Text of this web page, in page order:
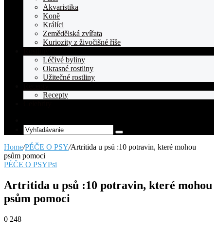
Akvaristika
Koně
Králíci
Zemědělská zvířata
Kuriozity z živočišné říše
Léčivé byliny
Okrasné rostliny
Užitečné rostliny
Recepty
Article
Vyhľadávanie
Home/PÉČE O PSY/Artritida u psů :10 potravin, které mohou
psům pomoci
PÉČE O PSYPsi
Artritida u psů :10 potravin, které mohou
psům pomoci
0 248